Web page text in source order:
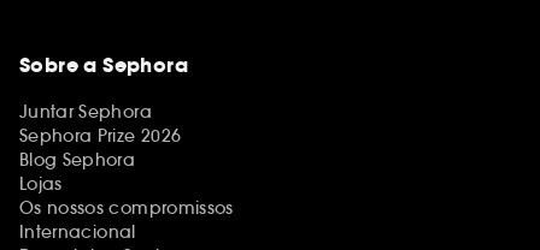
Sobre a Sephora
Juntar Sephora
Sephora Prize 2026
Blog Sephora
Lojas
Os nossos compromissos
Internacional